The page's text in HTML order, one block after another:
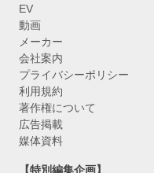
EV
動画
メーカー
会社案内
プライバシーポリシー
利用規約
著作権について
広告掲載
媒体資料
【特別編集企画】